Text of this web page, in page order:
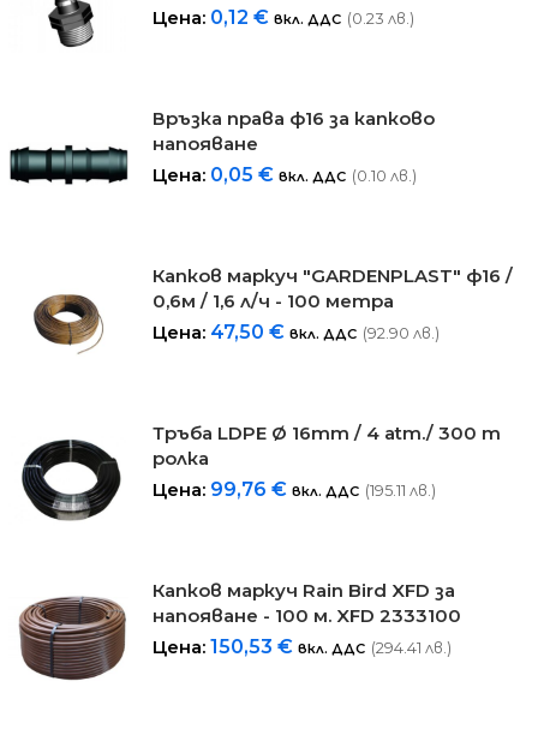
Цена: 0,12€ вкл. ДДС (0.23 лв.)
Връзка права ф16 за капково
напояване
Цена: 0,05€ вкл. ДДС (0.10 лв.)
Капков маркуч "GARDENPLAST" ф16 /
0,6м / 1,6 л/ч - 100 метра
Цена: 47,50€ вкл. ДДС (92.90 лв.)
Тръба LDPE Ø 16mm / 4 atm./ 300 m
ролка
Цена: 99,76€ вкл. ДДС (195.11 лв.)
Капков маркуч Rain Bird XFD за
напояване - 100 м. XFD 2333100
Цена:150,53€ вкл. ДДС (294.41 лв.)